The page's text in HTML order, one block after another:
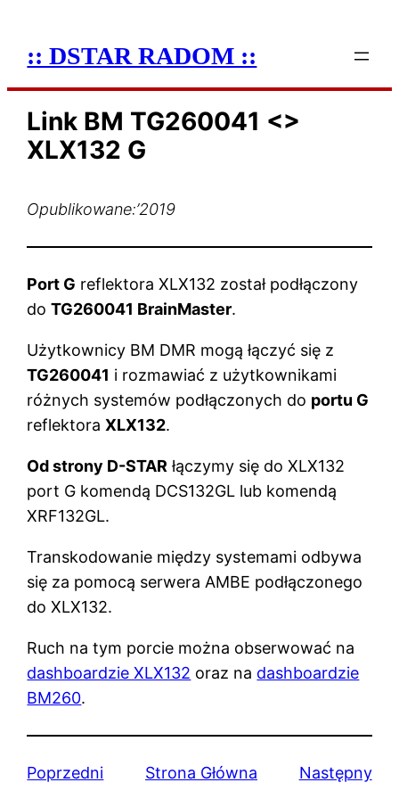
:: DSTAR RADOM ::
Link BM TG260041 <>
XLX132 G
Opublikowane:’2019
Port G reflektora XLX132 został podłączony
doTG260041 BrainMaster.
Użytkownicy BM DMR mogą łączyć się z
TG260041 i rozmawiać z użytkownikami
różnych systemów podłączonych do portu G
reflektoraXLX132.
Od strony D-STAR łączymy się do XLX132
port G komendą DCS132GL lub komendą
XRF132GL.
Transkodowanie między systemami odbywa
się za pomocą serwera AMBE podłączonego
do XLX132.
Ruch na tym porcie można obserwować na
dashboardzie XLX132 oraz na dashboardzie
BM260.
Poprzedni Strona Główna Następny